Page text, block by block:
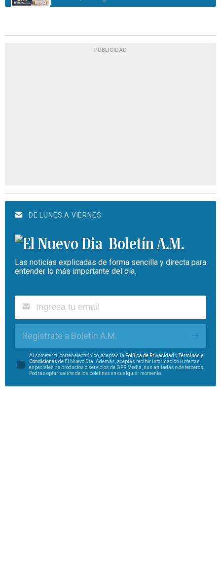
PUBLICIDAD
DE LUNES A VIERNES
Boletín A.M.
Las noticias explicadas de forma sencilla y directa para
entender lo más importante del día.
Regístrate a Boletín A.M.
Al someter tu correo electrónico, aceptas la Política de Privacidad yTérminos y
Condiciones de El Nuevo Día. Además, aceptas recibir información u ofertas
especiales de productos o servicios de GFR Media, sus afiliadas o de terceros.
Podrás optar salirte de los boletines en cualquier momento.